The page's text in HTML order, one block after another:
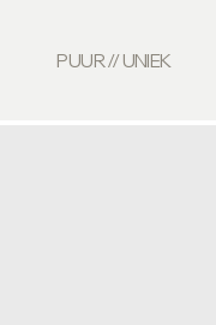
PUUR // UNIEK